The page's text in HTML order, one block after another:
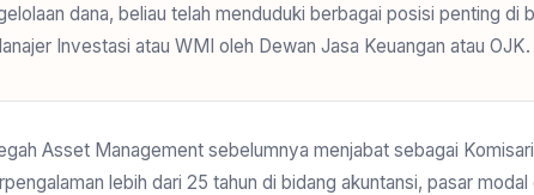
dana, beliau telah menduduki berbagai posisi penting di
Investasi atau WMI oleh Dewan Jasa Keuangan atau OJK.
Asset Management sebelumnya menjabat sebagai
lebih dari 25 tahun di bidang akuntansi, pasar modal